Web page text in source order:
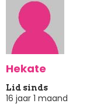
Hekate
Lid sinds
16 jaar 1 maand